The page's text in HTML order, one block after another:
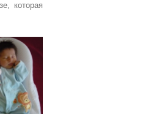
которая